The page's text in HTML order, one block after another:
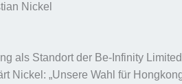
Nickel
als Standort der Be-Infinity
Nickel: „Unsere Wahl für